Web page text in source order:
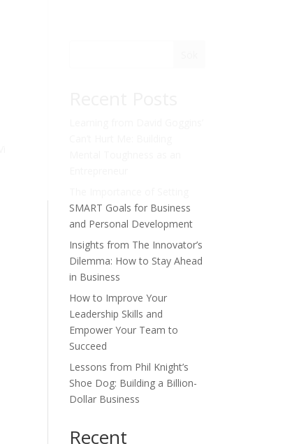
SMART Goals for Business
and Personal Development
Insights from The Innovator’s
Dilemma: How to Stay Ahead
in Business
How to Improve Your
Leadership Skills and
Empower Your Team to
Succeed
Lessons from Phil Knight’s
Shoe Dog: Building a Billion-
Dollar Business
Recent